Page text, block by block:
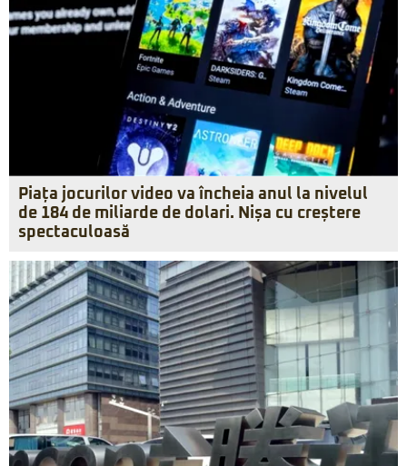
Piața jocurilor video va încheia anul la nivelul
de 184 de miliarde de dolari. Nișa cu creștere
spectaculoasă